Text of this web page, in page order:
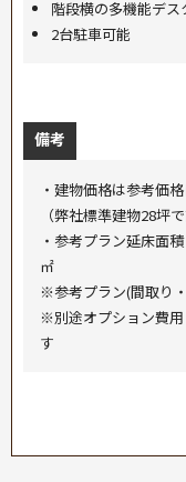
階段横の多機能デス
2台駐車可能
備考
・建物価格は参考価格
（弊社標準建物
・参考プラン延床面
※参考プラン(間取り
※別途オプション費
す